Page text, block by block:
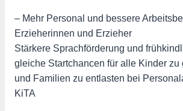
– Mehr Personal und bessere
Erzieherinnen und Erzieher
Stärkere Sprachförderung und
gleiche Startchancen für alle Kinder zu
und Familien zu entlasten bei
KiTA